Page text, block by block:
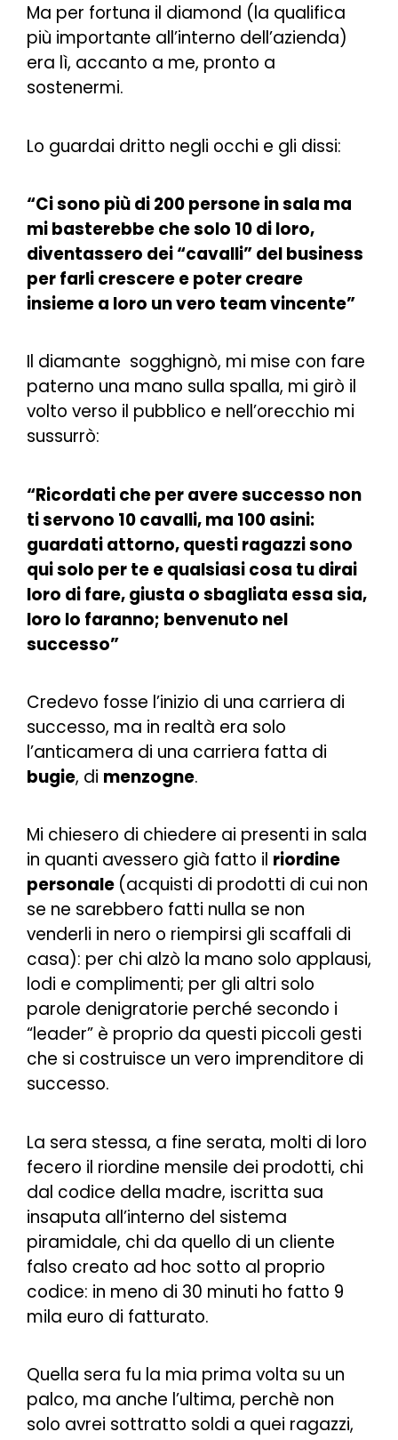
Ma per fortuna il diamond (la qualifica
più importante all’interno dell’azienda)
era lì, accanto a me, pronto a
sostenermi.
Lo guardai dritto negli occhi e gli dissi:
“Ci sono più di 200 persone in sala ma
mi basterebbe che solo 10 di loro,
diventassero dei “cavalli” del business
per farli crescere e poter creare
insieme a loro un vero team vincente”
Il diamante sogghignò, mi mise con fare
paterno una mano sulla spalla, mi girò il
volto verso il pubblico e nell’orecchio mi
sussurrò:
“Ricordati che per avere successo non
ti servono 10 cavalli, ma 100 asini:
guardati attorno, questi ragazzi sono
qui solo per te e qualsiasi cosa tu dirai
loro di fare, giusta o sbagliata essa sia,
loro lo faranno; benvenuto nel
successo”
Credevo fosse l’inizio di una carriera di
successo, ma in realtà era solo
l’anticamera di una carriera fatta di
bugie, di menzogne.
Mi chiesero di chiedere ai presenti in sala
in quanti avessero già fatto il riordine
personale (acquisti di prodotti di cui non
se ne sarebbero fatti nulla se non
venderli in nero o riempirsi gli scaffali di
casa): per chi alzò la mano solo applausi,
lodi e complimenti; per gli altri solo
parole denigratorie perché secondo i
“leader” è proprio da questi piccoli gesti
che si costruisce un vero imprenditore di
successo.
La sera stessa, a fine serata, molti di loro
fecero il riordine mensile dei prodotti, chi
dal codice della madre, iscritta sua
insaputa all’interno del sistema
piramidale, chi da quello di un cliente
falso creato ad hoc sotto al proprio
codice: in meno di 30 minuti ho fatto 9
mila euro di fatturato.
Quella sera fu la mia prima volta su un
palco, ma anche l’ultima, perchè non
solo avrei sottratto soldi a quei ragazzi,